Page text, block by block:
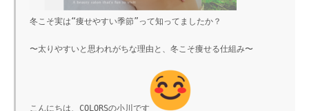
冬こそ実は“痩せやすい季節”って知ってましたか？
〜太りやすいと思われがちな理由と、冬こそ痩せる仕組み〜
こんにちは、COLORSの小川です